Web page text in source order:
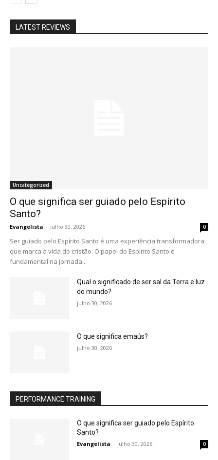
LATEST REVIEWS
Uncategorized
O que significa ser guiado pelo Espírito
Santo?
Evangelista - julho 30, 2026 0
Ser guiado pelo Espírito Santo é uma experiência transformadora
que marca a vida do cristão. O papel do Espírito Santo é
fundamental na jornada...
Qual o significado de ser sal da Terra e luz
do mundo?
julho 30, 2026
O que significa emaús?
julho 30, 2026
PERFORMANCE TRAINING
O que significa ser guiado pelo Espírito
Santo?
Evangelista - julho 30, 2026 0